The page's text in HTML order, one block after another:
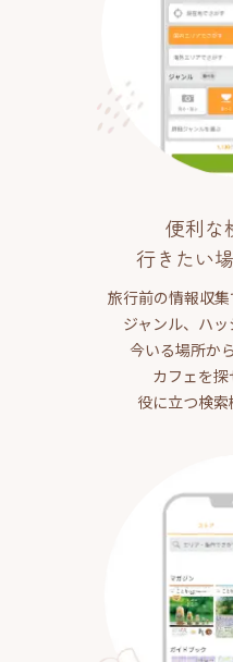
便利な
行きたい
旅行前の情報収集
ジャンル、ハッ
今いる場所か
カフェを
役に立つ検索